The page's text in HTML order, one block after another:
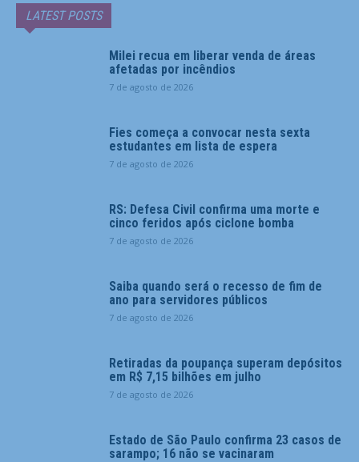
LATEST POSTS
Milei recua em liberar venda de áreas
afetadas por incêndios
7 de agosto de 2026
Fies começa a convocar nesta sexta
estudantes em lista de espera
7 de agosto de 2026
RS: Defesa Civil confirma uma morte e
cinco feridos após ciclone bomba
7 de agosto de 2026
Saiba quando será o recesso de fim de
ano para servidores públicos
7 de agosto de 2026
Retiradas da poupança superam depósitos
em R$ 7,15 bilhões em julho
7 de agosto de 2026
Estado de São Paulo confirma 23 casos de
sarampo; 16 não se vacinaram